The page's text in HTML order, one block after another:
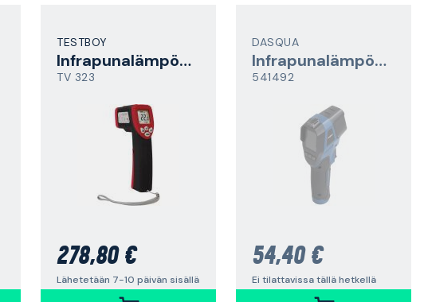
TESTBOY
Infrapunalämpömittari
TV 323
278,80 €
Lähetetään 7-10 päivän sisällä
DASQUA
Infrapunalämpömittari
541492
54,40 €
Ei tilattavissa tällä hetkellä